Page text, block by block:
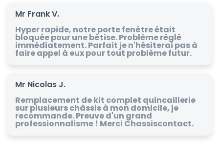
Mr Frank V.
Hyper rapide, notre porte fenêtre était
bloquée pour une bêtise. Problème réglé
immédiatement. Parfait je n'hésiterai pas à
faire appel à eux pour tout problème futur.
Mr Nicolas J.
Remplacement de kit complet quincaillerie
sur plusieurs châssis à mon domicile, je
recommande. Preuve d'un grand
professionnalisme ! Merci Chassiscontact.